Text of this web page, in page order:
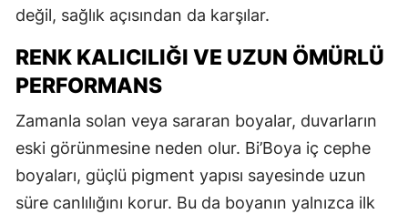
değil, sağlık açısından da karşılar.
RENK KALICILIĞI VE UZUN ÖMÜRLÜ
PERFORMANS
Zamanla solan veya sararan boyalar, duvarların
eski görünmesine neden olur. Bi’Boya iç cephe
boyaları, güçlü pigment yapısı sayesinde uzun
süre canlılığını korur. Bu da boyanın yalnızca ilk